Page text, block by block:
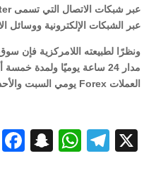
عبر الشبكات الإلكترونية ووسائل
مدار 24 ساعة يوميًا ولمدة
العملات Forex يومي السبت والأحد كعطلة أسبوعية عالمية.
X
Telegram